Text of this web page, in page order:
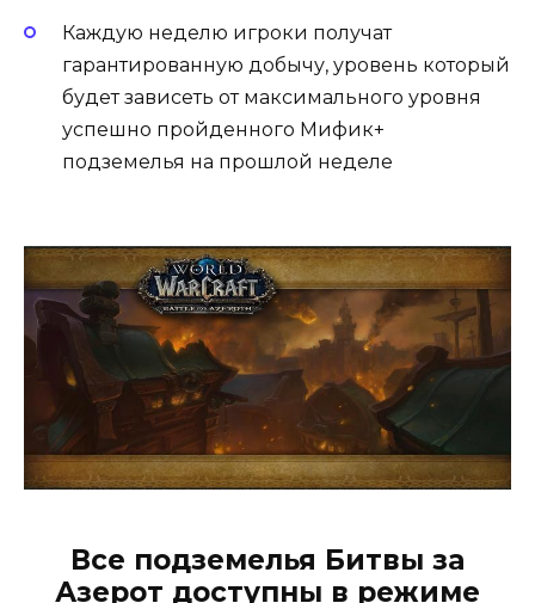
Каждую неделю игроки получат
гарантированную добычу, уровень который
будет зависеть от максимального уровня
успешно пройденного Мифик+
подземелья на прошлой неделе
Все подземелья Битвы за
Азерот доступны в режиме